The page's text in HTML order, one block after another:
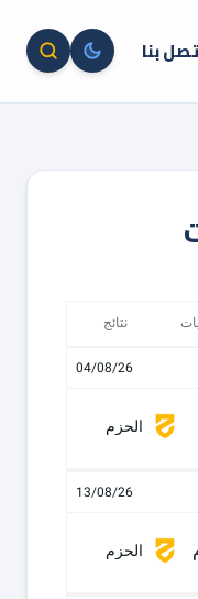
بنا
نتائج
04/08/26
الحزم
13/08/26
الحزم